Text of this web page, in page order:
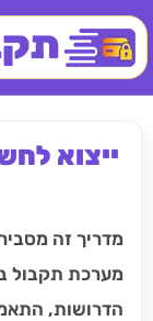
ייצוא
מדריך זה
מערכת תקבול
הדרושות,